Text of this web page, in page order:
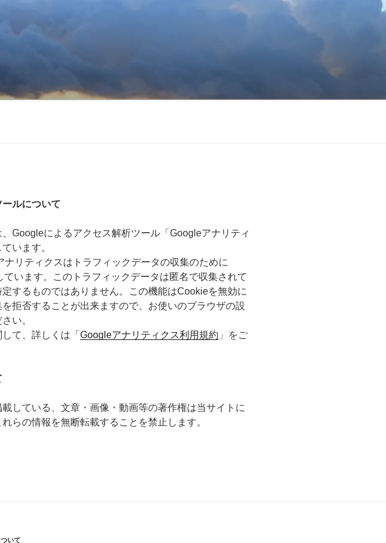
ルについて
Googleによるアクセス解析ツール「Googleアナリティ
います。
リティクスはトラフィックデータの収集のために
ています。このトラフィックデータは匿名で収集されて
するものではありません。この機能はCookieを無効に
拒否することが出来ますので、お使いのブラウザの設
い。
て、詳しくは「 Googleアナリティクス利用規約 」をご
している、文章・画像・動画等の著作権は当サイトに
らの情報を無断転載することを禁止します。
いて